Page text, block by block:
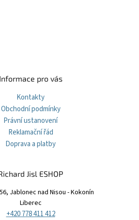
Informace pro vás
Kontakty
Obchodní podmínky
Právní ustanovení
Reklamační řád
Doprava a platby
Jisl ESHOP
Jablonec nad Nisou - Kokonín
Liberec
+420 778 411 412